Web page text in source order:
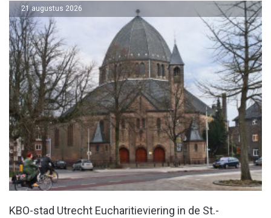
KBO-stad Utrecht Eucharitieviering in de St.-
21 augustus 2026